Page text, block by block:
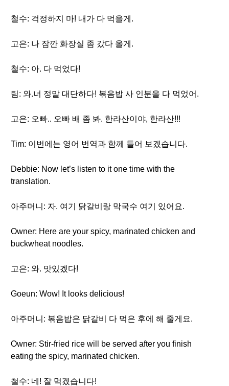
철수: 걱정하지 마! 내가 다 먹을게.
고은: 나 잠깐 화장실 좀 갔다 올게.
철수: 아. 다 먹었다!
팀: 와.너 정말 대단하다! 볶음밥 사 인분을 다 먹었어.
고은: 오빠.. 오빠 배 좀 봐. 한라산이야, 한라산!!!
Tim: 이번에는 영어 번역과 함께 들어 보겠습니다.
Debbie: Now let’s listen to it one time with the
translation.
아주머니: 자. 여기 닭갈비랑 막국수 여기 있어요.
Owner: Here are your spicy, marinated chicken and
buckwheat noodles.
고은: 와. 맛있겠다!
Goeun: Wow! It looks delicious!
아주머니: 볶음밥은 닭갈비 다 먹은 후에 해 줄게요.
Owner: Stir-fried rice will be served after you finish
eating the spicy, marinated chicken.
철수: 네! 잘 먹겠습니다!